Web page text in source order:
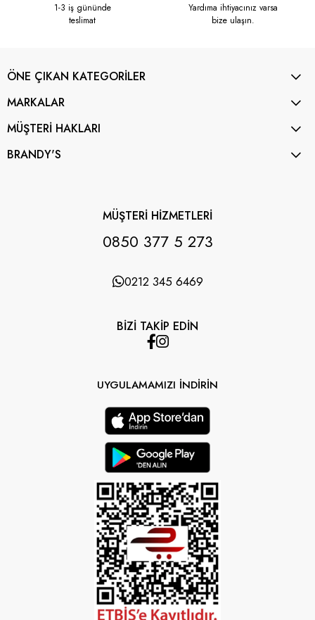
1-3 iş gününde
teslimat
Yardıma ihtiyacınız varsa
bize ulaşın.
ÖNE ÇIKAN KATEGORİLER
MARKALAR
MÜŞTERİ HAKLARI
BRANDY'S
MÜŞTERİ HİZMETLERİ
0850 377 5 273
0212 345 6469
BİZİ TAKİP EDİN
UYGULAMAMIZI İNDİRİN